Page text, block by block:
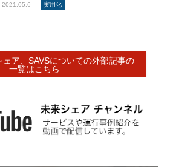
2021.05.6 実用化
ェア、SAVSについての外部記事の
一覧はこちら